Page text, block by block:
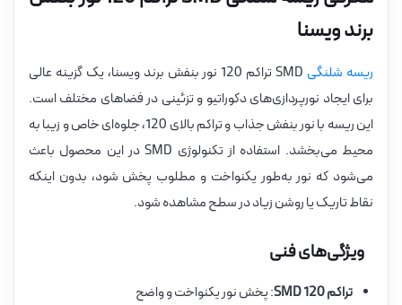
برند ویسنا
ریسه شلنگی
SMD تراکم 120 نور بنفش برند ویسنا، یک گزینه عالی
برای ایجاد نورپردازی‌های دکوراتیو و تزئینی در فضاهای مختلف است.
این ریسه با نور بنفش جذاب و تراکم بالای 120، جلوه‌ای خاص و زیبا به
محیط می‌بخشد. استفاده از تکنولوژی SMD در این محصول باعث
می‌شود که نور به‌طور یکنواخت و مطلوب پخش شود، بدون اینکه
نقاط تاریک یا روشن زیاد در سطح مشاهده شود.
ویژگی‌های فنی
تراکم 120 SMD
: پخش نور یکنواخت و واضح